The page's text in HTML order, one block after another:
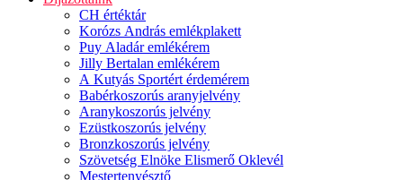
CH értéktár
Korózs András emlékplakett
Puy Aladár emlékérem
Jilly Bertalan emlékérem
A Kutyás Sportért érdemérem
Babérkoszorús aranyjelvény
Aranykoszorús jelvény
Ezüstkoszorús jelvény
Bronzkoszorús jelvény
Szövetség Elnöke Elismerő Oklevél
Mestertenyésztő